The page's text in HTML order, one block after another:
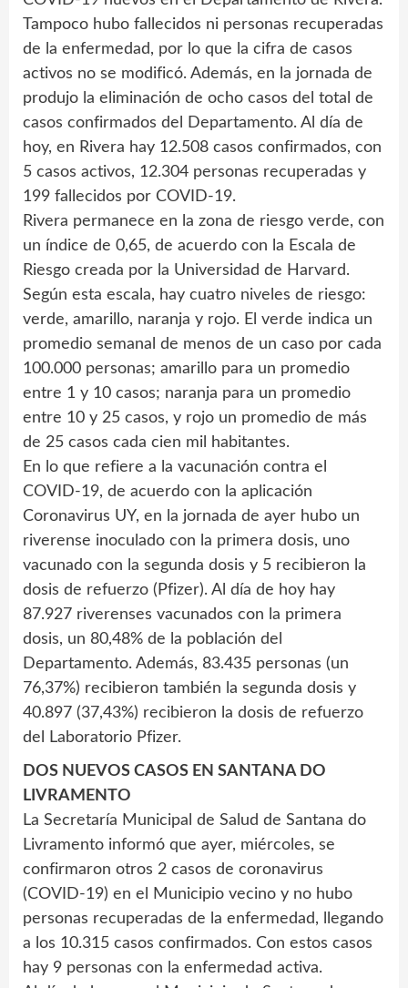
Tampoco hubo fallecidos ni personas recuperadas
de la enfermedad, por lo que la cifra de casos
activos no se modificó. Además, en la jornada de
produjo la eliminación de ocho casos del total de
casos confirmados del Departamento. Al día de
hoy, en Rivera hay 12.508 casos confirmados, con
5 casos activos, 12.304 personas recuperadas y
199 fallecidos por COVID-19.
Rivera permanece en la zona de riesgo verde, con
un índice de 0,65, de acuerdo con la Escala de
Riesgo creada por la Universidad de Harvard.
Según esta escala, hay cuatro niveles de riesgo:
verde, amarillo, naranja y rojo. El verde indica un
promedio semanal de menos de un caso por cada
100.000 personas; amarillo para un promedio
entre 1 y 10 casos; naranja para un promedio
entre 10 y 25 casos, y rojo un promedio de más
de 25 casos cada cien mil habitantes.
En lo que refiere a la vacunación contra el
COVID-19, de acuerdo con la aplicación
Coronavirus UY, en la jornada de ayer hubo un
riverense inoculado con la primera dosis, uno
vacunado con la segunda dosis y 5 recibieron la
dosis de refuerzo (Pfizer). Al día de hoy hay
87.927 riverenses vacunados con la primera
dosis, un 80,48% de la población del
Departamento. Además, 83.435 personas (un
76,37%) recibieron también la segunda dosis y
40.897 (37,43%) recibieron la dosis de refuerzo
del Laboratorio Pfizer.
DOS NUEVOS CASOS EN SANTANA DO
LIVRAMENTO
La Secretaría Municipal de Salud de Santana do
Livramento informó que ayer, miércoles, se
confirmaron otros 2 casos de coronavirus
(COVID-19) en el Municipio vecino y no hubo
personas recuperadas de la enfermedad, llegando
a los 10.315 casos confirmados. Con estos casos
hay 9 personas con la enfermedad activa.